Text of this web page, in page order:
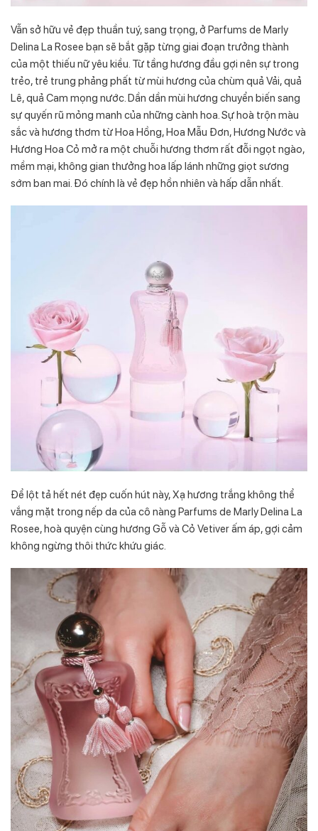
Vẫn sở hữu vẻ đẹp thuần tuý, sang trọng, ở Parfums de Marly
Delina La Rosee bạn sẽ bắt gặp từng giai đoạn trưởng thành
của một thiếu nữ yêu kiều. Từ tầng hương đầu gợi nên sự trong
trẻo, trẻ trung phảng phất từ mùi hương của chùm quả Vải, quả
Lê, quả Cam mọng nước. Dần dần mùi hương chuyển biến sang
sự quyến rũ mỏng manh của những cành hoa. Sự hoà trộn màu
sắc và hương thơm từ Hoa Hồng, Hoa Mẫu Đơn, Hương Nước và
Hương Hoa Cỏ mở ra một chuỗi hương thơm rất đỗi ngọt ngào,
mềm mại, không gian thưởng hoa lấp lánh những giọt sương
sớm ban mai. Đó chính là vẻ đẹp hồn nhiên và hấp dẫn nhất.
Để lột tả hết nét đẹp cuốn hút này, Xạ hương trắng không thể
vắng mặt trong nếp da của cô nàng Parfums de Marly Delina La
Rosee, hoà quyện cùng hương Gỗ và Cỏ Vetiver ấm áp, gợi cảm
không ngừng thôi thức khứu giác.